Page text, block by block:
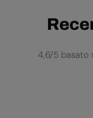
4,6/5 basato